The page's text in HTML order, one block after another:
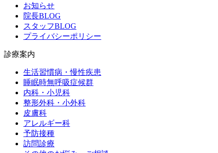
お知らせ
院長BLOG
スタッフBLOG
プライバシーポリシー
診療案内
生活習慣病・慢性疾患
睡眠時無呼吸症候群
内科・小児科
整形外科・小外科
皮膚科
アレルギー科
予防接種
訪問診療